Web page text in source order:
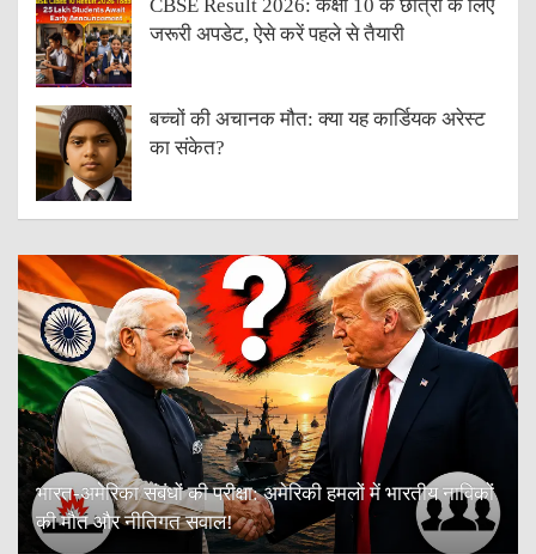
CBSE Result 2026: कक्षा 10 के छात्रों के लिए
जरूरी अपडेट, ऐसे करें पहले से तैयारी
बच्चों की अचानक मौत: क्या यह कार्डियक अरेस्ट
का संकेत?
भारत-अमेरिका संबंधों की परीक्षा: अमेरिकी हमलों में भारतीय नाविकों
की मौत और नीतिगत सवाल!